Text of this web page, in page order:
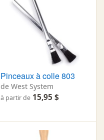
Pinceaux à colle 803
de West System
à partir de 15,95 $